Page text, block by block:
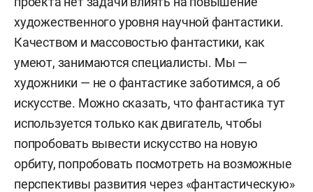
художественного уровня научной фантастики.
Качеством и массовостью фантастики, как
умеют, занимаются специалисты. Мы —
художники — не о фантастике заботимся, а об
искусстве. Можно сказать, что фантастика тут
используется только как двигатель, чтобы
попробовать вывести искусство на новую
орбиту, попробовать посмотреть на возможные
перспективы развития через «фантастическую»